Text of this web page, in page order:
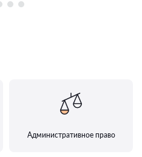
Административное право